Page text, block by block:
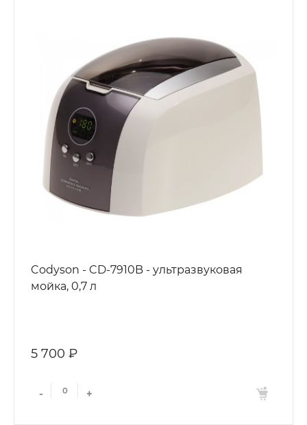
Codyson - CD-7910B - ультразвуковая
мойка, 0,7 л
5 700 ₽
- +